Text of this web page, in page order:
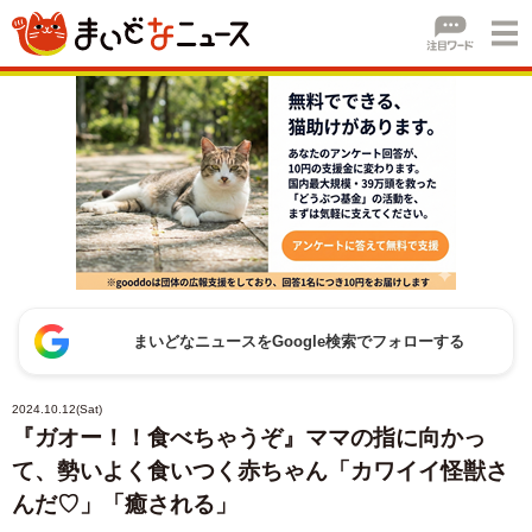
まいどなニュースをGoogle検索でフォローする
2024.10.12(Sat)
『ガオー！！食べちゃうぞ』ママの指に向かっ
て、勢いよく食いつく赤ちゃん「カワイイ怪獣さ
んだ♡」「癒される」